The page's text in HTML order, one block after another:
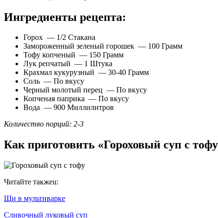
Ингредиенты рецепта:
Горох — 1/2 Стакана
Замороженный зеленый горошек — 100 Грамм
Тофу копченый — 150 Грамм
Лук репчатый — 1 Штука
Крахмал кукурузный — 30-40 Грамм
Соль — По вкусу
Черный молотый перец — По вкусу
Копченая паприка — По вкусу
Вода — 900 Миллилитров
Количество порций: 2-3
Как приготовить «Гороховый суп с
Читайте такжеu:
Щи в мультиварке
Сливочный луковый суп